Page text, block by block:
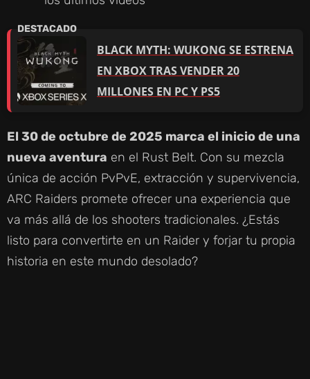
BLACK MYTH: WUKONG SE ESTRENA
EN XBOX TRAS VENDER 20
MILLONES EN PC Y PS5
El 30 de octubre de 2025 marca el inicio de una
nueva aventura en el Rust Belt. Con su mezcla
única de acción PvPvE, extracción y supervivencia,
ARC Raiders promete ofrecer una experiencia que
va más allá de los shooters tradicionales. ¿Estás
listo para convertirte en un Raider y forjar tu propia
historia en este mundo desolado?